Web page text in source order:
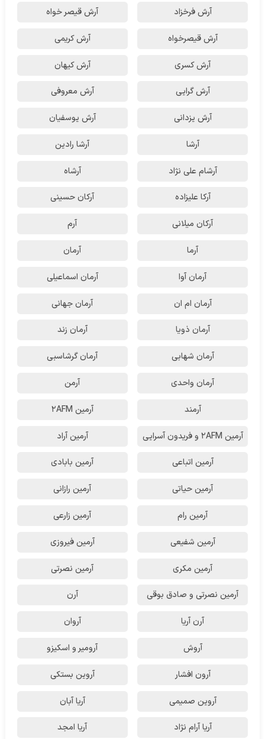
آرش فرخزاد آرش قیصر خواه
آرش قیصرخواه آرش کریمی
آرش کسری آرش کیهان
آرش گرایی آرش معروفی
آرش یزدانی آرش یوسفیان
آرشا آرشا رادین
آرشام علی نژاد آرشاه
آرکا علیزاده آرکان حسینی
آرکان میلانی آرم
آرما آرمان
آرمان آوا آرمان اسماعیلی
آرمان ام ان آرمان جهانی
آرمان ذویا آرمان زند
آرمان شهابی آرمان گرشاسبی
آرمان واحدی آرمن
آرمند آرمین 2AFM
آرمین 2AFM و فریدون آسرایی آرمین آراد
آرمین اتباعی آرمین بابادی
آرمین حیاتی آرمین رازانی
آرمین رام آرمین زارعی
آرمین شفیعی آرمین فیروزی
آرمین مکری آرمین نصرتی
آرمین نصرتی و صادق بوقی آرن
آرن آریا آروان
آروش آرومیر و اسکیزو
آرون افشار آروین بستکی
آروین صمیمی آریا آبان
آریا آرام نژاد آریا امجد